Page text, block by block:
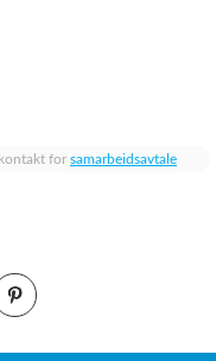
for samarbeidsavtale